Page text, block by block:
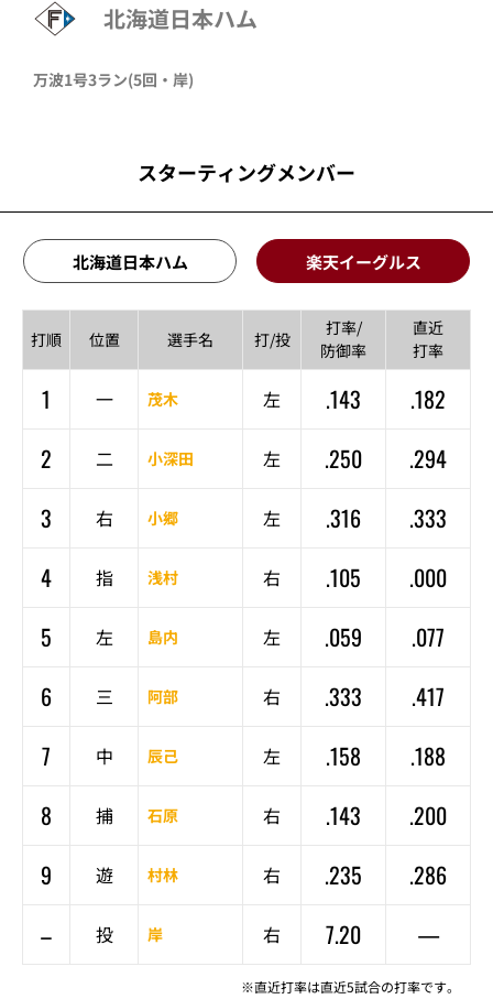
北海道日本ハム
万波1号3ラン(5回・ 岸)
スターティングメンバー
北海道日本ハム 楽天イーグルス
打順 位置 選手名 打/投
打率/
防御率
直近
打率
1 一 茂木 左 .143
.182
2
二 小深田 左 .250
.294
3
右 小郷 左 .316
.333
4
指 浅村 右 .105
.000
5
左 島内 左 .059
.077
6
三 阿部 右 .333
.417
7
中 辰己 左 .158
.188
8
捕 石原 右 .143
.200
9
遊 村林 右 .235
.286
–
投 岸 右 7.20 —
※直近打率は直近5試合の打率です。